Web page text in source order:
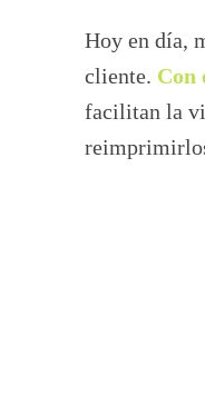
Hoy en día,
cliente. Con
facilitan la